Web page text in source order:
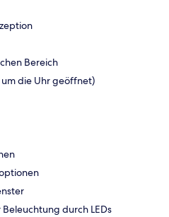
Bereich
die Uhr geöffnet)
durch LEDs